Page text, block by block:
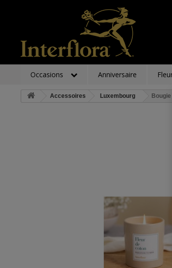
Occasions Anniversaire
Accessoires Luxembourg Bougie